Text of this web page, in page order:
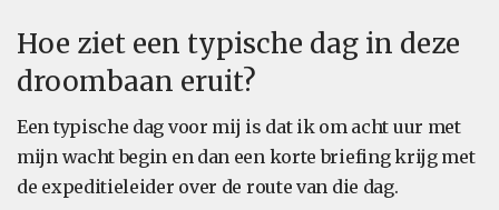
Hoe ziet een typische dag in deze
droombaan eruit?
Een typische dag voor mij is dat ik om acht uur met
mijn wacht begin en dan een korte briefing krijg met
de expeditieleider over de route van die dag.